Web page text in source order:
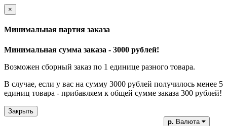
×
Минимальная партия заказа
Минимальная сумма заказа - 3000 рублей!
Возможен сборный заказ по 1 единице разного товара.
В случае, если у вас на сумму 3000 рублей получилось менее 5
единиц товара - прибавляем к общей сумме заказа 300 рублей!
Закрыть
р. Валюта